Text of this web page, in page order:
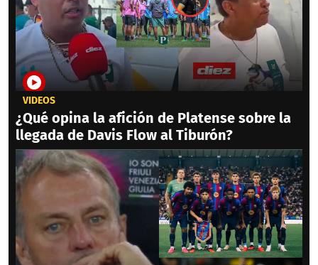
VIDEOS
¿Qué opina la afición de Platense sobre la
llegada de Davis Flow al Tiburón?